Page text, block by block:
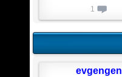
1
evgengen